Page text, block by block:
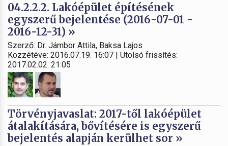
04.2.2.2. Lakóépület építésének
egyszerű bejelentése (2016-07-01 -
2016-12-31) »
Szerző: Dr. Jámbor Attila, Baksa Lajos
Közzétéve: 2016.07.19. 16:07 | Utolsó frissítés:
2017.02.02. 21:05
Törvényjavaslat: 2017-től lakóépület
átalakítására, bővítésére is egyszerű
bejelentés alapján kerülhet sor »